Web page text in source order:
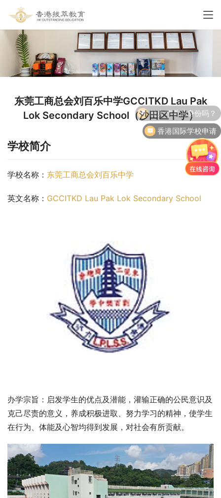
东莞工商总会刘百乐中学GCCITKD Lau Pak
Lok Secondary School（沙田区中学）
学校简介
学校名称： 东莞工商总会刘百乐中学
英文名称： GCCITKD Lau Pak Lok Secondary School
办学宗旨：启发学生的优点及潜能，灌输正确的公民意识及
克己尽责的意义，养成积极进取、努力学习的精神，使学生
在行为、体能及心智均得到发展，对社会有所贡献。
香港国际学校申请